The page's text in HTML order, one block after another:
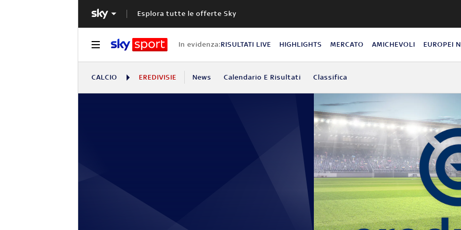
Esplora tutte le offerte Sky
In evidenza:RISULTATI LIVE HIGHLIGHTS MERCATO AMICHEVOLI EUROPEI
CALCIO EREDIVISIE News Calendario E Risultati Classifica